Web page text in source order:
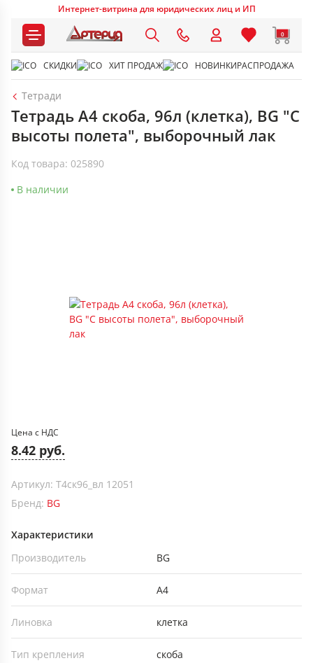
Интернет-витрина для юридических лиц и ИП
0
СКИДКИ ХИТ ПРОДАЖ НОВИНКИРАСПРОДАЖА
Тетради
Тетрадь А4 скоба, 96л (клетка), BG "С
высоты полета", выборочный лак
Код товара: 025890
В наличии
Цена с НДС
8.42 руб.
Артикул: Т4ск96_вл 12051
Бренд: BG
Характеристики
Производитель
BG
Формат А4
Линовка клетка
Тип крепления скоба